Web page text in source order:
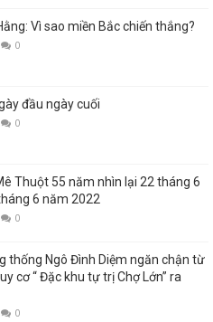
Vì sao miền Bắc chiến thắng?
0
đầu ngày cuối
0
Thuột 55 năm nhìn lại 22 tháng 6
6 năm 2022
0
thống Ngô Đình Diệm ngăn chận từ
cơ “ Đặc khu tự trị Chợ Lớn” ra
0